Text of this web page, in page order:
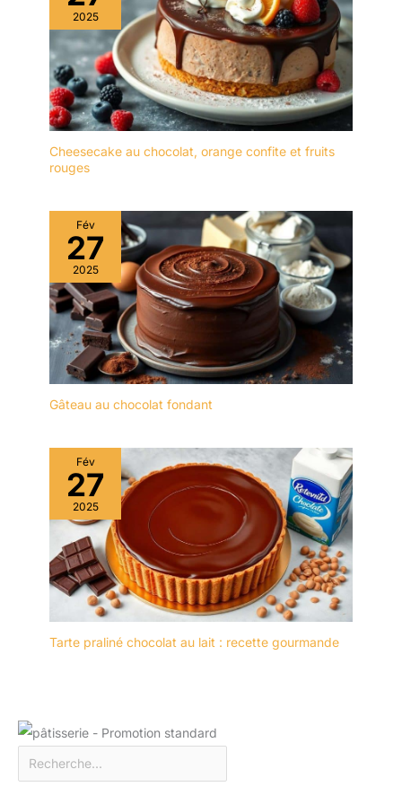
service de table
vancasso Ess est
fabriqué à la main. Bord
marron exquis des cils -
Design tourbillon
moderne - Joli vernis
lisse des deux côtés -
Teinte bleue élégante
unique. Artisanat
intemporel et excellente
décoration : cette série
combine un motif délicat
peint à la main, une
finition exceptionnelle et
une variété de teintes
bleues pour créer une
ambiance maritime
fascinante. Parfait donne
à votre table non
aussi une atmosphère
harmonieuse. Idée
cadeau impressionnante
: en tant que cadeau
décent, ce superbe
service de vaisselle est
idéal pour votre maison,
bureau, bar, etc. Le
service combiné Bonita
est parfait pour tous les
âges, familles et amis.
suffit de nous contacter
2025
Cheesecake au chocolat, orange confite et fruits
rouges
Fév
27
2025
Gâteau au chocolat fondant
Fév
27
2025
Tarte praliné chocolat au lait : recette gourmande